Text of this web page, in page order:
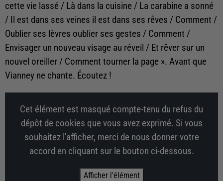
cette vie lassé / Là dans la cuisine / La carabine a sonné
/ Il est dans ses veines il est dans ses rêves / Comment /
Oublier ses lèvres oublier ses gestes / Comment /
Envisager un nouveau visage au réveil / Et rêver sur un
nouvel oreiller / Comment tourner la page ». Avant que
Vianney ne chante. Écoutez !
Cet élément est masqué compte-tenu du refus du
dépôt de cookies que vous avez exprimé. Si vous
souhaitez l'afficher, merci de nous donner votre
accord en cliquant sur le bouton ci-dessous.
Afficher l'élément